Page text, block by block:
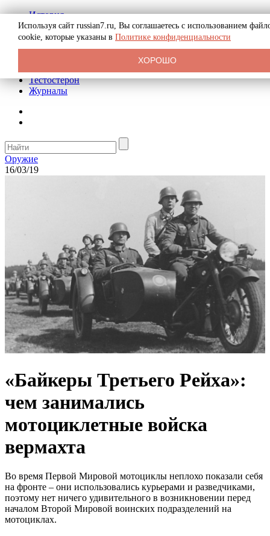
История
Биография
Криминал
Реклама на сайте
Тестостерон
Журналы
Оружие
16/03/19
«Байкеры Третьего Рейха»:
чем занимались
мотоциклетные войска
вермахта
Во время Первой Мировой мотоциклы неплохо показали себя
на фронте – они использовались курьерами и разведчиками,
поэтому нет ничего удивительного в возникновении перед
началом Второй Мировой воинских подразделений на
мотоциклах.
Используя сайт russian7.ru, Вы соглашаетесь с использованием
cookie, которые указаны в Политике конфиденциальности
ХОРОШО